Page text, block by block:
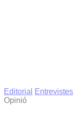
Editorial
Entrevistes
Opinió